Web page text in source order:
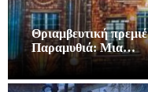
Θριαμβευτική
Παραμυθιά: Μια…